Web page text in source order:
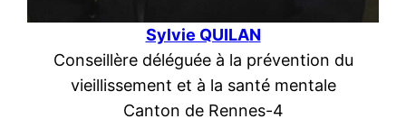
Sylvie QUILAN
Conseillère déléguée à la prévention du
vieillissement et à la santé mentale
Canton de Rennes-4